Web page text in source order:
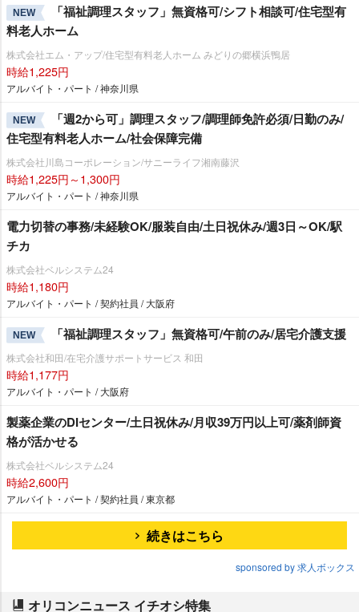
NEW
「福祉調理スタッフ」無資格可/シフト相談可/住宅型有
料老人ホーム
株式会社エム・アップ/住宅型有料老人ホーム みどりの郷横浜鴨居
時給1,225円
アルバイト・パート / 神奈川県
NEW
「週2から可」調理スタッフ/調理師免許必須/日勤のみ/
住宅型有料老人ホーム/社会保障完備
株式会社川島コーポレーション/サニーライフ湘南藤沢
時給1,225円～1,300円
アルバイト・パート / 神奈川県
電力切替の事務/未経験OK/服装自由/土日祝休み/週3日～OK/駅
チカ
株式会社ベルシステム24
時給1,180円
アルバイト・パート / 契約社員 / 大阪府
NEW 「福祉調理スタッフ」無資格可/午前のみ/居宅介護支援
株式会社和田/在宅介護サポートサービス 和田
時給1,177円
アルバイト・パート / 大阪府
製薬企業のDIセンター/土日祝休み/月収39万円以上可/薬剤師資
格が活かせる
株式会社ベルシステム24
時給2,600円
アルバイト・パート / 契約社員 / 東京都
続きはこちら
sponsored by 求人ボックス
オリコンニュース イチオシ特集